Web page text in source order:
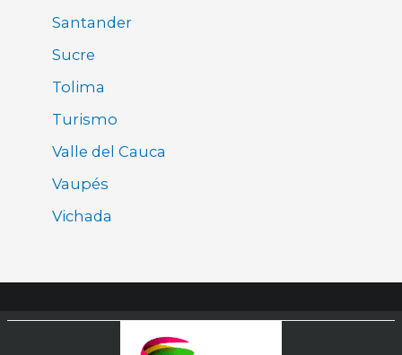
Santander
Sucre
Tolima
Turismo
Valle del Cauca
Vaupés
Vichada